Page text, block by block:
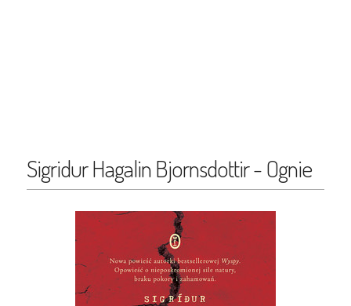
Sigridur Hagalin Bjornsdottir - Ognie